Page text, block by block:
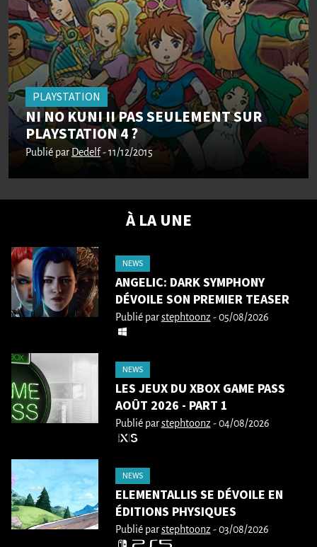
PLAYSTATION
NI NO KUNI II PAS SEULEMENT SUR
PLAYSTATION 4 ?
Publié par Dedelf- 11/12/2015
À LA UNE
NEWS
ANGELIC: DARK SYMPHONY
DÉVOILE SON PREMIER TEASER
Publié parstephtoonz - 05/08/2026
NEWS
LES JEUX DU XBOX GAME PASS
AOÛT 2026 - PART 1
Publié parstephtoonz - 04/08/2026
NEWS
ELEMENTALLIS SE DÉVOILE EN
ÉDITIONS PHYSIQUES
Publié parstephtoonz - 03/08/2026